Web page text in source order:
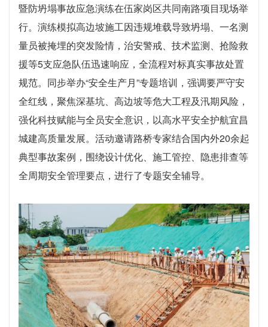
暨防坍塌事故应急演练在伍家岗区共同南路项目现场举
行。演练模拟高边坡施工因违规堆载导致坍塌、一名测
量员被掩埋的突发险情，治安警戒、技术监测、抢险救
援等5支应急队伍迅速响应，全流程对标真实事故处置
规范。同步举办“安全生产月”专题培训，强调要严守安
全红线，聚焦深基坑、高边坡等危大工程及汛期风险，
强化科技赋能与全员安全意识，以高水平安全护航宜昌
城建高质量发展。活动邀请路桥专家结合国内外20余起
典型事故案例，围绕设计优化、施工管控、隐患排查等
全周期安全管理要点，进行了专题安全辅导。